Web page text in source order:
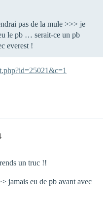
pas de la mule >>> je
le pb … serait-ce un pb
everest !
un truc !!
jamais eu de pb avant avec